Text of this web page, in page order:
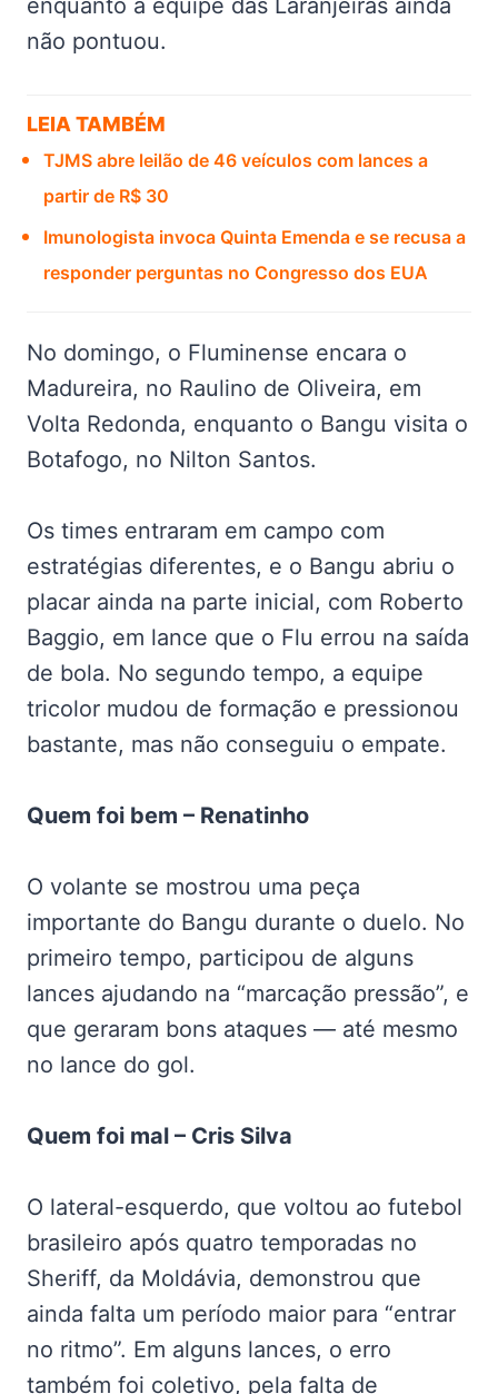
enquanto a equipe das Laranjeiras ainda
não pontuou.
LEIA TAMBÉM
TJMS abre leilão de 46 veículos com lances a
partir de R$ 30
Imunologista invoca Quinta Emenda e se recusa a
responder perguntas no Congresso dos EUA
No domingo, o Fluminense encara o
Madureira, no Raulino de Oliveira, em
Volta Redonda, enquanto o Bangu visita o
Botafogo, no Nilton Santos.
Os times entraram em campo com
estratégias diferentes, e o Bangu abriu o
placar ainda na parte inicial, com Roberto
Baggio, em lance que o Flu errou na saída
de bola. No segundo tempo, a equipe
tricolor mudou de formação e pressionou
bastante, mas não conseguiu o empate.
Quem foi bem – Renatinho
O volante se mostrou uma peça
importante do Bangu durante o duelo. No
primeiro tempo, participou de alguns
lances ajudando na “marcação pressão”, e
que geraram bons ataques — até mesmo
no lance do gol.
Quem foi mal – Cris Silva
O lateral-esquerdo, que voltou ao futebol
brasileiro após quatro temporadas no
Sheriff, da Moldávia, demonstrou que
ainda falta um período maior para “entrar
no ritmo”. Em alguns lances, o erro
também foi coletivo, pela falta de